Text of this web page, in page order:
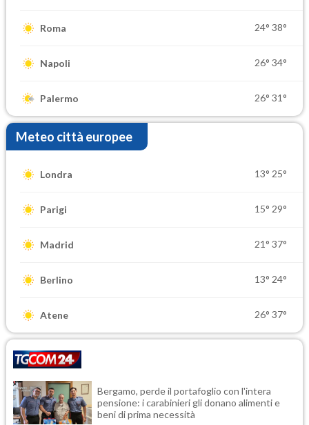
Roma 24° 38°
Napoli 26° 34°
Palermo 26° 31°
Meteo città europee
Londra 13° 25°
Parigi 15° 29°
Madrid 21° 37°
Berlino 13° 24°
Atene 26° 37°
Bergamo, perde il portafoglio con l'intera
pensione: i carabinieri gli donano alimenti e
beni di prima necessità